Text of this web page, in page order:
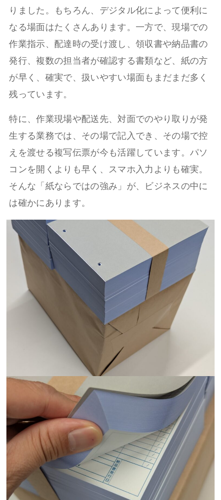
りました。もちろん、デジタル化によって便利に
なる場面はたくさんあります。一方で、現場での
作業指示、配達時の受け渡し、領収書や納品書の
発行、複数の担当者が確認する書類など、紙の方
が早く、確実で、扱いやすい場面もまだまだ多く
残っています。
特に、作業現場や配送先、対面でのやり取りが発
生する業務では、その場で記入でき、その場で控
えを渡せる複写伝票が今も活躍しています。パソ
コンを開くよりも早く、スマホ入力よりも確実。
そんな「紙ならではの強み」が、ビジネスの中に
は確かにあります。